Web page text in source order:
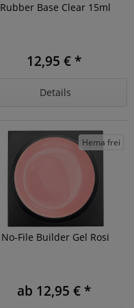
Rubber Base Clear 15ml
12,95 € *
Details
Hema frei
No-File Builder Gel Rosi
ab 12,95 € *